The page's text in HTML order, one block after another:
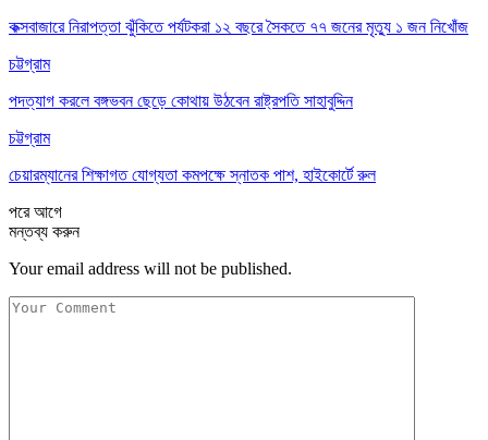
কক্সবাজারে নিরাপত্তা ঝুঁকিতে পর্যটকরা ১২ বছরে সৈকতে ৭৭ জনের মৃত্যু ১ জন নিখোঁজ
চট্টগ্রাম
পদত্যাগ করলে বঙ্গভবন ছেড়ে কোথায় উঠবেন রাষ্ট্রপতি সাহাবুদ্দিন
চট্টগ্রাম
চেয়ারম্যানের শিক্ষাগত যোগ্যতা কমপক্ষে স্নাতক পাশ, হাইকোর্টে রুল
পরেআগে
মন্তব্য করুন
Your email address will not be published.